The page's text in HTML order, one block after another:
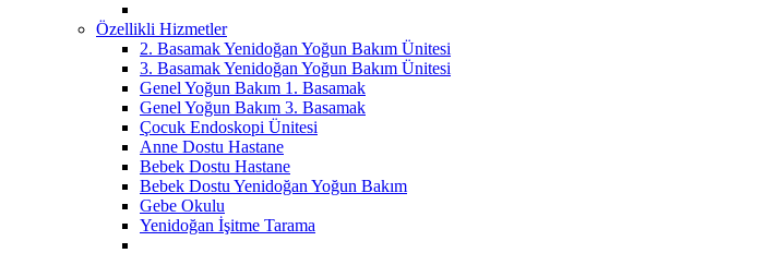
Özellikli Hizmetler
2. Basamak Yenidoğan Yoğun Bakım Ünitesi
3. Basamak Yenidoğan Yoğun Bakım Ünitesi
Genel Yoğun Bakım 1. Basamak
Genel Yoğun Bakım 3. Basamak
Çocuk Endoskopi Ünitesi
Anne Dostu Hastane
Bebek Dostu Hastane
Bebek Dostu Yenidoğan Yoğun Bakım
Gebe Okulu
Yenidoğan İşitme Tarama